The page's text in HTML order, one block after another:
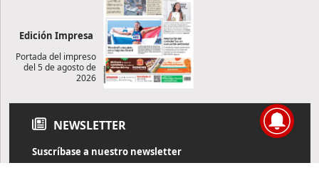
Edición Impresa
Portada del impreso
del 5 de agosto de
2026
NEWSLETTER
Suscríbase a nuestro newsletter
Reciba diariamente información de actualidad directamente en